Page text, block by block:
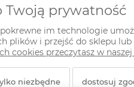
zielonekoty.pl. Wszelkie prawa
Twoją prywatność
im technologie
plików i przejść do sklepu
cookies przeczytasz w
niezbędne dostosuj